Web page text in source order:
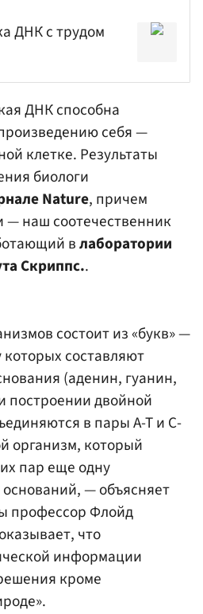
ДНК с трудом
ДНК способна
себя —
клетке. Результаты
биологи
Nature, причем
— наш соотечественник
влаборатории
Скриппс..
состоит из «букв» —
которых составляют
(аденин, гуанин,
построении двойной
в пары A-T и C-
организм, который
пар еще одну
— объясняет
профессор Флойд
что
информации
кроме